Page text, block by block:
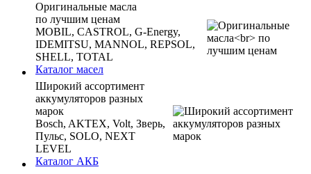
Оригинальные масла
по лучшим ценам
MOBIL, CASTROL, G-Energy,
IDEMITSU, MANNOL, REPSOL,
SHELL, TOTAL
Каталог масел
Широкий ассортимент
аккумуляторов разных
марок
Bosch, AKTEX, Volt, Зверь,
Пульс, SOLO, NEXT
LEVEL
Каталог АКБ